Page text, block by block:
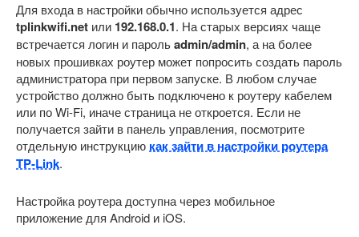
Для входа в настройки обычно используется адрес
tplinkwifi.net или 192.168.0.1. На старых версиях чаще
встречается логин и парольadmin/admin, а на более
новых прошивках роутер может попросить создать пароль
администратора при первом запуске. В любом случае
устройство должно быть подключено к роутеру кабелем
или по Wi-Fi, иначе страница не откроется. Если не
получается зайти в панель управления, посмотрите
отдельную инструкцию как зайти в настройки роутера
TP-Link.
Настройка роутера доступна через мобильное
приложение для Android и iOS.